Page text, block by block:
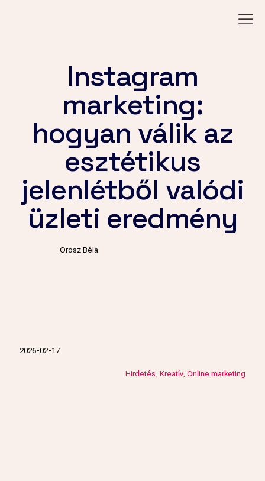
Instagram
marketing:
hogyan válik az
esztétikus
jelenlétből valódi
üzleti eredmény
Orosz Béla
2026-02-17
Hirdetés Kreatív Online marketing